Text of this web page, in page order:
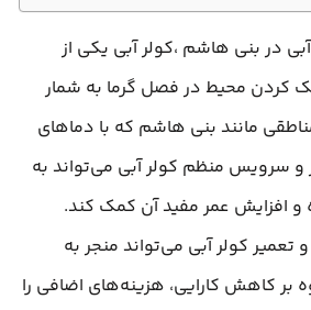
در بنی هاشم ،کولر آبی یکی از
کردن محیط در فصل گرما به شمار
مانند بنی هاشم که با دماهای
و سرویس منظم کولر آبی می‌تواند به
و افزایش عمر مفید آن کمک کند.
کولر آبی می‌تواند منجر به
بر کاهش کارایی، هزینه‌های اضافی را